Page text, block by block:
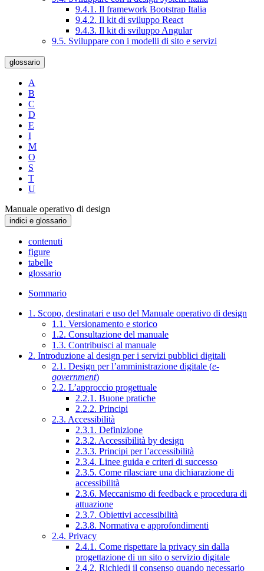
9.4.1. Il framework Bootstrap Italia
9.4.2. Il kit di sviluppo React
9.4.3. Il kit di sviluppo Angular
9.5. Sviluppare con i modelli di sito e servizi
glossario
A
B
C
D
E
I
M
O
S
T
U
Manuale operativo di design
indici e glossario
contenuti
figure
tabelle
glossario
Sommario
1. Scopo, destinatari e uso del Manuale operativo di design
1.1. Versionamento e storico
1.2. Consultazione del manuale
1.3. Contribuisci al manuale
2. Introduzione al design per i servizi pubblici digitali
2.1. Design per l’amministrazione digitale (e-
government)
2.2. L’approccio progettuale
2.2.1. Buone pratiche
2.2.2. Principi
2.3. Accessibilità
2.3.1. Definizione
2.3.2. Accessibilità by design
2.3.3. Principi per l’accessibilità
2.3.4. Linee guida e criteri di successo
2.3.5. Come rilasciare una dichiarazione di
accessibilità
2.3.6. Meccanismo di feedback e procedura di
attuazione
2.3.7. Obiettivi accessibilità
2.3.8. Normativa e approfondimenti
2.4. Privacy
2.4.1. Come rispettare la privacy sin dalla
progettazione di un sito o servizio digitale
2.4.2. Richiedi il consenso quando necessario